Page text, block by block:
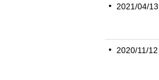
2021/04/13
2020/11/12